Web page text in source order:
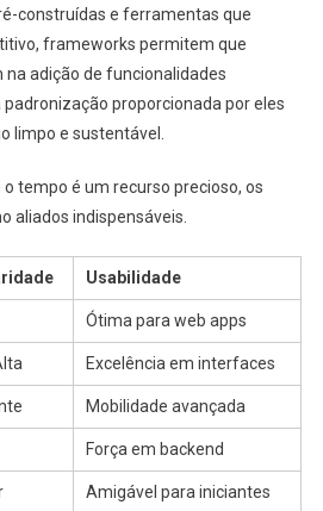
construídas e ferramentas que
frameworks permitem que
adição de funcionalidades
proporcionada por eles
limpo e sustentável.
tempo é um recurso precioso, os
aliados indispensáveis.
Usabilidade
Ótima para web apps
Excelência em interfaces
Mobilidade avançada
Força em backend
Amigável para iniciantes